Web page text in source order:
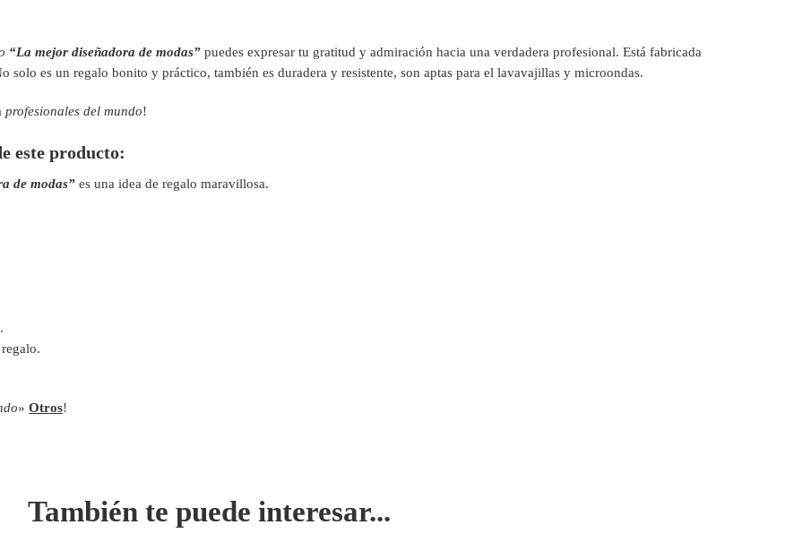
“La mejor diseñadora de modas” puedes expresar tu gratitud y admiración hacia una verdadera profesional. Está fabricada
solo es un regalo bonito y práctico, también es duradera y resistente, son aptas para el lavavajillas y microondas.
profesionales del mundo!
este producto:
de modas” es una idea de regalo maravillosa.
» Otros!
También te puede interesar...